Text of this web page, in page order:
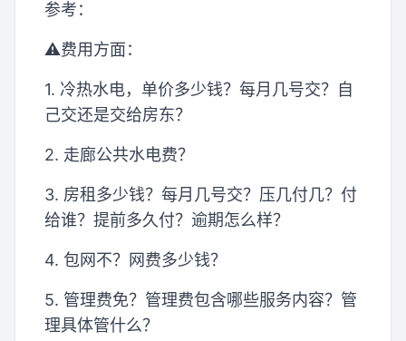
参考：
⚠️费用方面：
1. 冷热水电，单价多少钱？每月几号交？自
己交还是交给房东？
2. 走廊公共水电费？
3. 房租多少钱？每月几号交？压几付几？付
给谁？提前多久付？逾期怎么样？
4. 包网不？网费多少钱？
5. 管理费免？管理费包含哪些服务内容？管
理具体管什么？